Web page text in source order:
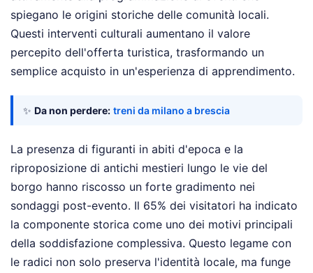
spiegano le origini storiche delle comunità locali.
Questi interventi culturali aumentano il valore
percepito dell'offerta turistica, trasformando un
semplice acquisto in un'esperienza di apprendimento.
✨ Da non perdere: treni da milano a brescia
La presenza di figuranti in abiti d'epoca e la
riproposizione di antichi mestieri lungo le vie del
borgo hanno riscosso un forte gradimento nei
sondaggi post-evento. Il 65% dei visitatori ha indicato
la componente storica come uno dei motivi principali
della soddisfazione complessiva. Questo legame con
le radici non solo preserva l'identità locale, ma funge